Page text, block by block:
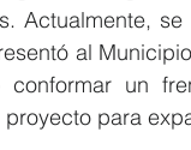
Actualmente,
al
conformar un
para